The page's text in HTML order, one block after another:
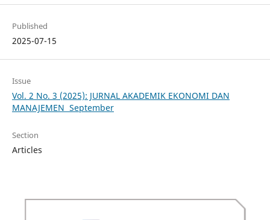
Published
2025-07-15
Issue
Vol. 2 No. 3 (2025): JURNAL AKADEMIK EKONOMI DAN
MANAJEMEN September
Section
Articles